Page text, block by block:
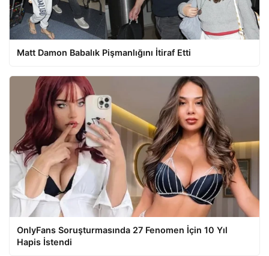
Matt Damon Babalık Pişmanlığını İtiraf Etti
OnlyFans Soruşturmasında 27 Fenomen İçin 10 Yıl
Hapis İstendi